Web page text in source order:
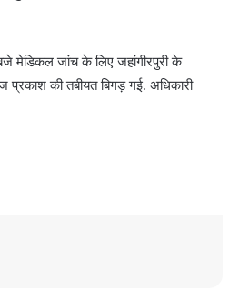
मेडिकल जांच के लिए जहांगीरपुरी के
प्रकाश की तबीयत बिगड़ गई. अधिकारी